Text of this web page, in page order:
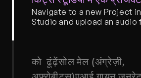
Navigate to a new Project
Studio and upload an audio
को  ढूंढ़ेंसोल मेल (अंग्रेज़ी,